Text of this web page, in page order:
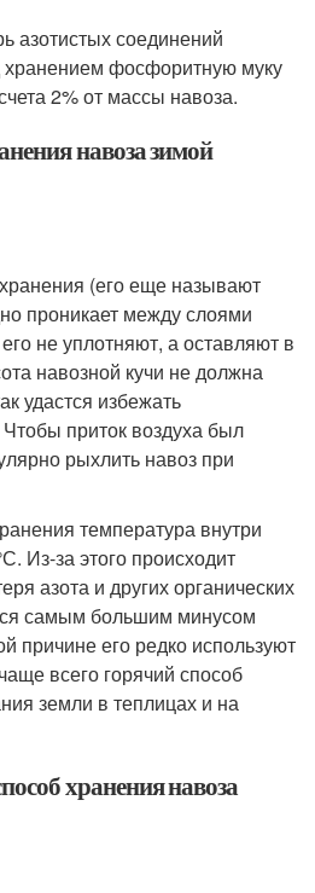
азотистых соединений
хранением фосфоритную муку
2% от массы навоза.
навоза зимой
(его еще называют
проникает между слоями
не уплотняют, а оставляют в
навозной кучи не должна
удастся избежать
приток воздуха был
рыхлить навоз при
температура внутри
Из-за этого происходит
азота и других органических
самым большим минусом
причине его редко используют
всего горячий способ
земли в теплицах и на
хранения навоза